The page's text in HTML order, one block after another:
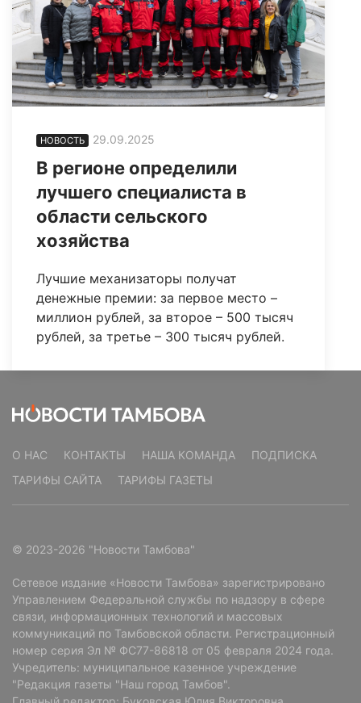
НОВОСТЬ 29.09.2025
В регионе определили
лучшего специалиста в
области сельского
хозяйства
Лучшие механизаторы получат
денежные премии: за первое место –
миллион рублей, за второе – 500 тысяч
рублей, за третье – 300 тысяч рублей.
О НАС КОНТАКТЫ НАША КОМАНДА
ПОДПИСКА
ТАРИФЫ САЙТА
ТАРИФЫ ГАЗЕТЫ
© 2023-2026 "Новости Тамбова"
Сетевое издание «Новости Тамбова» зарегистрировано
Управлением Федеральной службы по надзору в сфере
связи, информационных технологий и массовых
коммуникаций по Тамбовской области. Регистрационный
номер серия Эл № ФС77-86818 от 05 февраля 2024 года.
Учредитель: муниципальное казенное учреждение
"Редакция газеты "Наш город Тамбов".